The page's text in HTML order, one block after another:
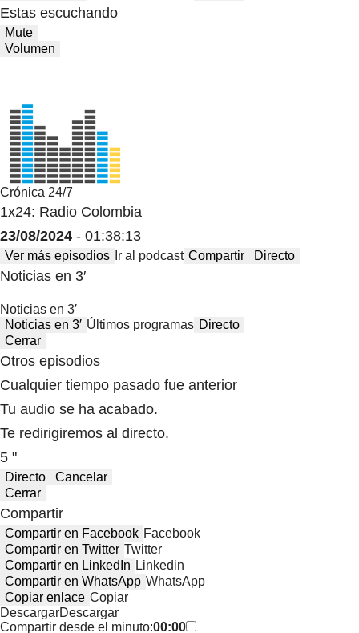
Estas escuchando
Mute
Volumen
Crónica 24/7
1x24: Radio Colombia
23/08/2024 - 01:38:13
Ver más episodios Ir al podcast Compartir Directo
Noticias en 3′
Noticias en 3′
Noticias en 3′ Últimos programas Directo
Cerrar
Otros episodios
Cualquier tiempo pasado fue anterior
Tu audio se ha acabado.
Te redirigiremos al directo.
5 "
Directo
Cancelar
Cerrar
Compartir
Compartir en Facebook Facebook
Compartir en Twitter Twitter
Compartir en LinkedIn Linkedin
Compartir en WhatsApp WhatsApp
Copiar enlace Copiar
DescargarDescargar
Compartir desde el minuto:00:00